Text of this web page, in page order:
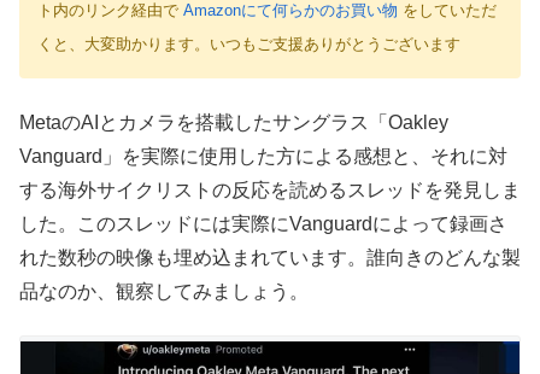
ト内のリンク経由で Amazonにて何らかのお買い物 をしていただ
くと、大変助かります。いつもご支援ありがとうございます
MetaのAIとカメラを搭載したサングラス「Oakley
Vanguard」を実際に使用した方による感想と、それに対
する海外サイクリストの反応を読めるスレッドを発見しま
した。このスレッドには実際にVanguardによって録画さ
れた数秒の映像も埋め込まれています。誰向きのどんな製
品なのか、観察してみましょう。